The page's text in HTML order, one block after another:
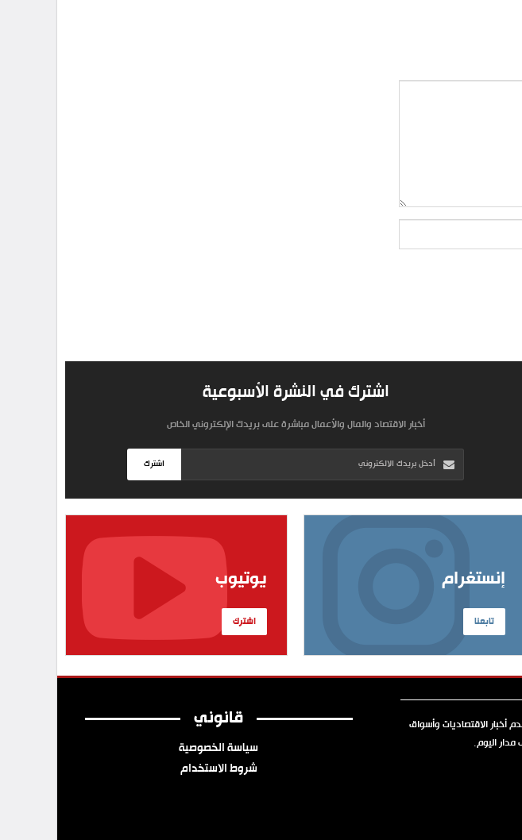
اشترك في النشرة الأسبوعية
أخبار الاقتصاد والمال والأعمال مباشرة على بريدك الإلكتروني الخاص
اشترك
إنستغرام
تابعنا
يوتيوب
اشترك
أخبار الاقتصاديات وأسواق
مدار اليوم.
قانوني
سياسة الخصوصية
شروط الاستخدام